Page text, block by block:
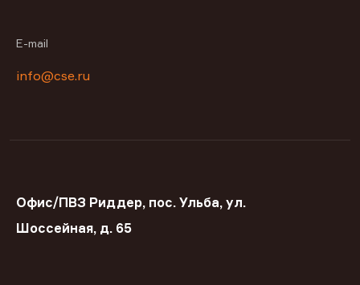
E-mail
info@cse.ru
Офис/ПВЗ Риддер, пос. Ульба, ул.
Шоссейная, д. 65